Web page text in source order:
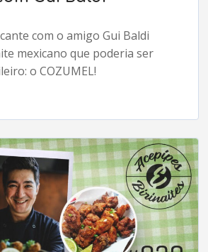
com o amigo Gui Baldi
mexicano que poderia ser
o COZUMEL!